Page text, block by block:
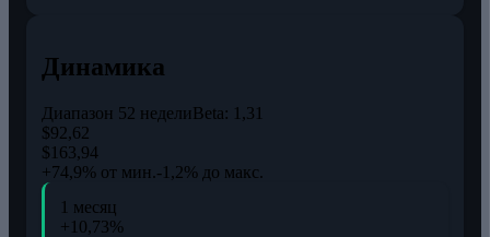
Динамика
Диапазон 52 неделиBeta: 1,31
$92,62
$163,94
+74,9% от мин.-1,2% до макс.
1 месяц
+10,73%